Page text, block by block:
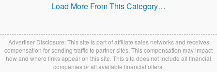
Load More From This Category…
Advertiser Disclosure: This site is part of affiliate sales networks and receives
compensation for sending traffic to partner sites. This compensation may impact
how and where links appear on this site. This site does not include all financial
companies or all available financial offers.